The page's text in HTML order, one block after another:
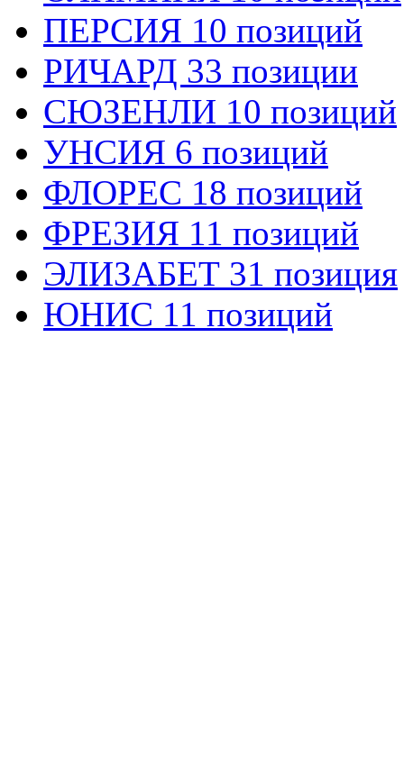
ПЕРСИЯ 10 позиций
РИЧАРД 33 позиции
СЮЗЕНЛИ 10 позиций
УНСИЯ 6 позиций
ФЛОРЕС 18 позиций
ФРЕЗИЯ 11 позиций
ЭЛИЗАБЕТ 31 позиция
ЮНИС 11 позиций